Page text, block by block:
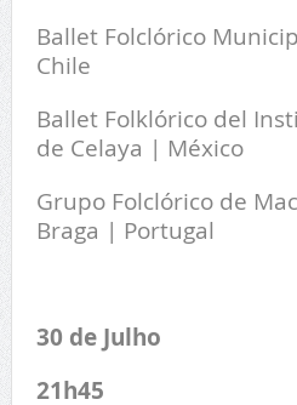
Ballet Folclórico
Chile
Ballet Folklórico del
de Celaya | México
Grupo Folclórico de
Braga | Portugal
30 de Julho
21h45